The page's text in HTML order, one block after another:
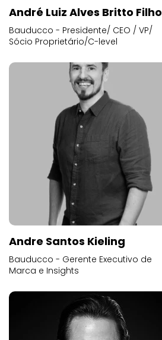
André Luiz Alves Britto Filho
Bauducco - Presidente/ CEO / VP/
Sócio Proprietário/C-level
Andre Santos Kieling
Bauducco - Gerente Executivo de
Marca e Insights